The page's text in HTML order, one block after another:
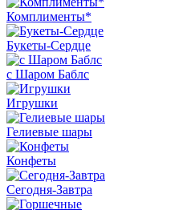
Комплименты*
Букеты-Сердце
с Шаром Баблс
Игрушки
Гелиевые шары
Конфеты
Сегодня-Завтра